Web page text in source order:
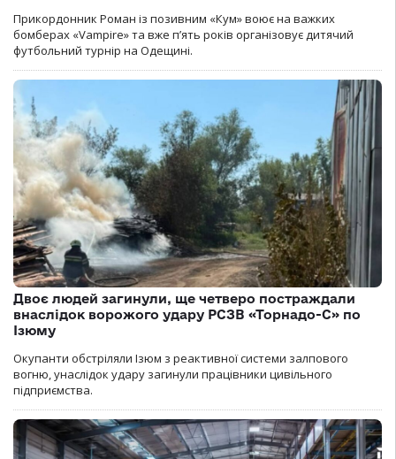
Прикордонник Роман із позивним «Кум» воює на важких
бомберах «Vampire» та вже п’ять років організовує дитячий
футбольний турнір на Одещині.
Двоє людей загинули, ще четверо постраждали
внаслідок ворожого удару РСЗВ «Торнадо-С» по
Ізюму
Окупанти обстріляли Ізюм з реактивної системи залпового
вогню, унаслідок удару загинули працівники цивільного
підприємства.